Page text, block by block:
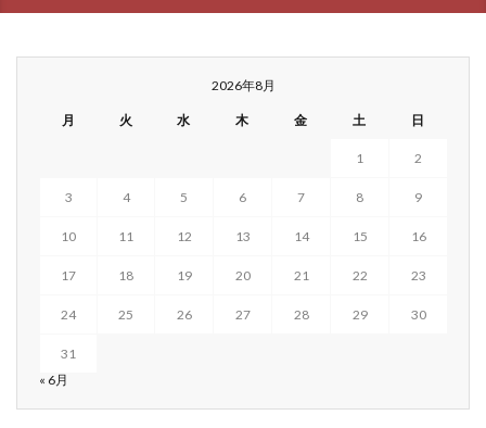
2026年8月
月 火 水 木 金 土 日
1 2
3 4 5 6 7 8 9
10 11 12 13 14 15 16
17 18 19 20 21 22 23
24 25 26 27 28 29 30
31
« 6月